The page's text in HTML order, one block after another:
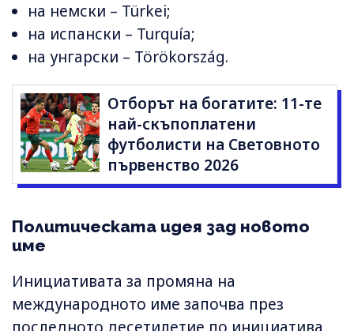
на немски – Türkei;
на испански – Turquía;
на унгарски – Törökország.
Отборът на богатите: 11-те
най-скъпоплатени
футболисти на Световното
първенство 2026
Политическата идея зад новото
име
Инициативата за промяна на
международното име започва през